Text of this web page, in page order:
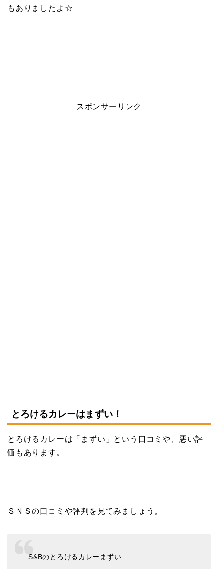
もありましたよ☆
スポンサーリンク
とろけるカレーはまずい！
とろけるカレーは「まずい」という口コミや、悪い評
価もあります。
ＳＮＳの口コミや評判を見てみましょう。
S&Bのとろけるカレーまずい